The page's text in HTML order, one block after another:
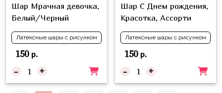
Шар Мрачная девочка,
Белый/Черный
Латексные шары с рисунком
150р.
- +
Шар С Днем рождения,
Красотка, Ассорти
Латексные шары с рисунком
150р.
- +
/
Техника
Животные
Морская
Тема
Звёздные